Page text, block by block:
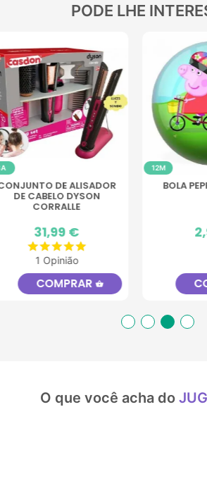
PODE LHE
EMPILHADEIRA ELÉTRICA
INFANTIL
COMPRAR
O que você acha do